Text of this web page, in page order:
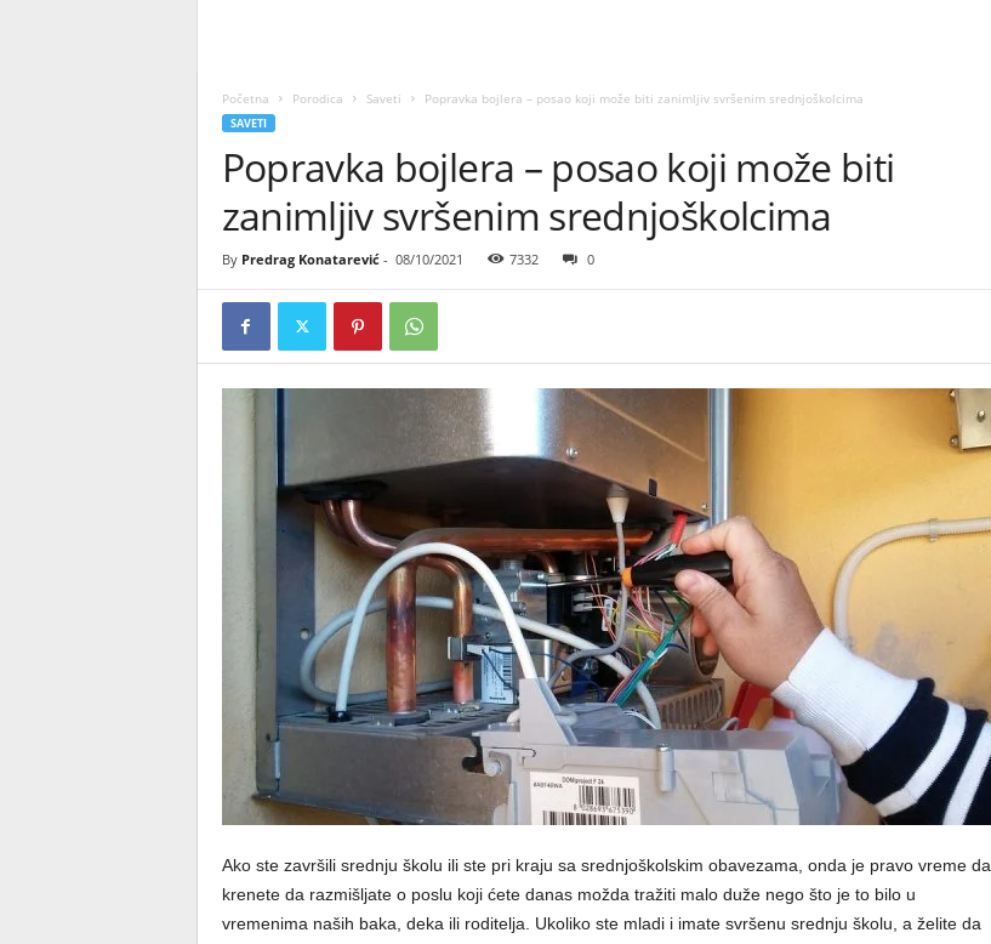
Početna Porodica Saveti Popravka bojlera – posao koji može biti zanimljiv svršenim srednjoškolcima
SAVETI
Popravka bojlera – posao koji može biti
zanimljiv svršenim srednjoškolcima
By Predrag Konatarević- 08/10/2021 7332 0
Ako ste završili srednju školu ili ste pri kraju sa srednjoškolskim obavezama, onda je pravo vreme da
krenete da razmišljate o poslu koji ćete danas možda tražiti malo duže nego što je to bilo u
vremenima naših baka, deka ili roditelja. Ukoliko ste mladi i imate svršenu srednju školu, a želite da